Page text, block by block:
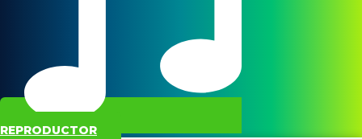
REPRODUCTOR